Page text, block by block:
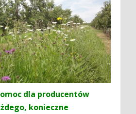
dla producentów
konieczne